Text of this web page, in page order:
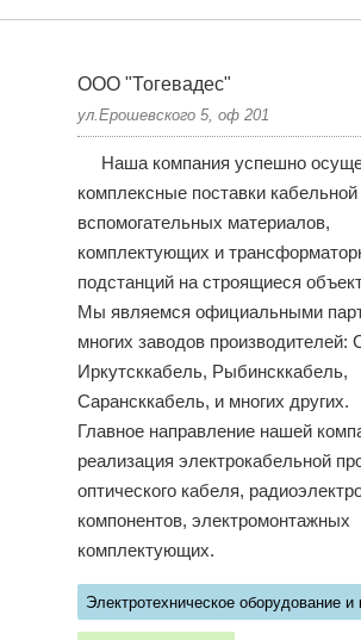
ООО "Тогевадес"
ул.Ерошевского 5, оф 201
Наша компания успешно
комплексные поставки
вспомогательных материалов,
комплектующих и
подстанций на строящиеся
Мы являемся официальными
многих заводов производителей:
Иркутсккабель, Рыбинсккабель,
Сарансккабель, и многих других.
Главное направление нашей
реализация электрокабельной
оптического кабеля,
компонентов, электромонтажных
комплектующих.
Электротехническое оборудование и